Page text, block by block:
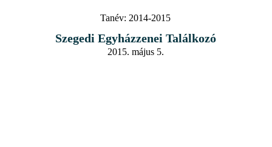
Tanév: 2014-2015
Szegedi Egyházzenei Találkozó
2015. május 5.